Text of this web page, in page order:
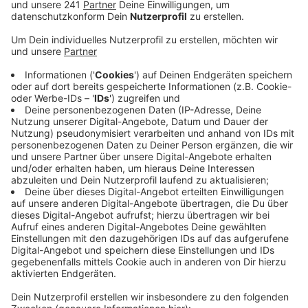
Veröffentlicht:Freitag, 12.07.2024 16:28
Anzeige
Parallel kommt in der Uniklinik gerade ein Krisenstab
zusammen und berät über das weitere Vorgehen. Die
Uniklinik habe sich vorerst abgemeldet. Das heißt:
neue Notfälle kommen aktuell nicht in das UKB, so die
Bonner Feuerwehr. Wegen des Stromausfalls war
außerdem ein Notstrom-Aggregat in der Tiefgarage
am Bonner Post-Tower angesprungen, woraufhin
Rauch ausgebrochen war. Der Bereich wurde
zwischenzeitlich gesperrt. Der Stromausfall betrifft
hauptsächlich Bonn-Kessenich und -Dottendorf.
Betroffen sind auch die Bahnen der Stadtwerke Bonn.
Die Linie 61 pendelt derzeit zwischen Auerberg und
Hauptbahnhof, die Bahnlinie 62 zwischen Oberkassel